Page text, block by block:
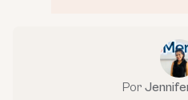
Por